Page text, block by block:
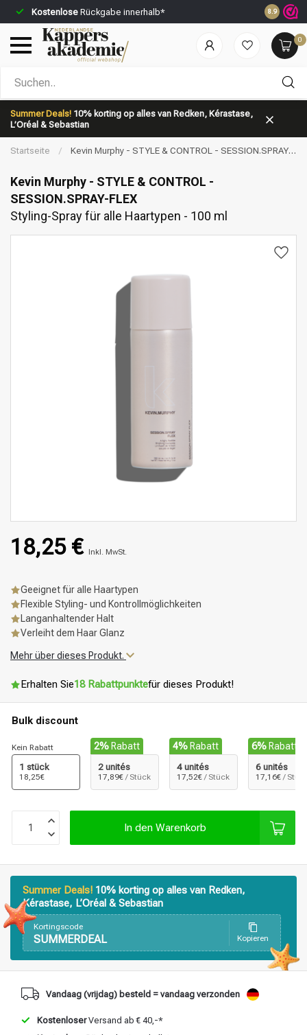
Kostenlose Rückgabe innerhalb* Vor 23:59
8.9
0
Summer Deals! 10% korting op alles van Redken, Kérastase,
L’Oréal & Sebastian
Nach welcher Kategorie suchst du?
Marken Haarpflege
Stylingprodukte
Startseite /
Kevin Murphy - STYLE & CONTROL - SESSION.SPRAY-
Kevin Murphy - STYLE & CONTROL -
SESSION.SPRAY-FLEX
Styling-Spray für alle Haartypen - 100 ml
18,25 € Inkl. MwSt.
Geeignet für alle Haartypen
Flexible Styling- und Kontrollmöglichkeiten
Langanhaltender Halt
Verleiht dem Haar Glanz
Mehr über dieses Produkt.
Erhalten Sie18 Rabattpunktefür dieses Produkt!
Bulk discount
Kein Rabatt
1 stück
18,25€
2% Rabatt
2 unités
17,89€ / Stück
4% Rabatt
4 unités
17,52€ / Stück
6% Rabatt
6 unités
17,16€ /
In den Warenkorb
Summer Deals! 10% korting op alles van Redken,
Kérastase, L’Oréal & Sebastian
Kortingscode
SUMMERDEAL Kopieren
Vandaag (vrijdag) besteld = vandaag verzonden
KostenloserVersand ab € 40,-*